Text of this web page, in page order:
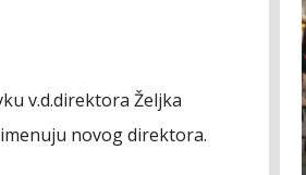
v.d.direktora Željka
novog direktora.